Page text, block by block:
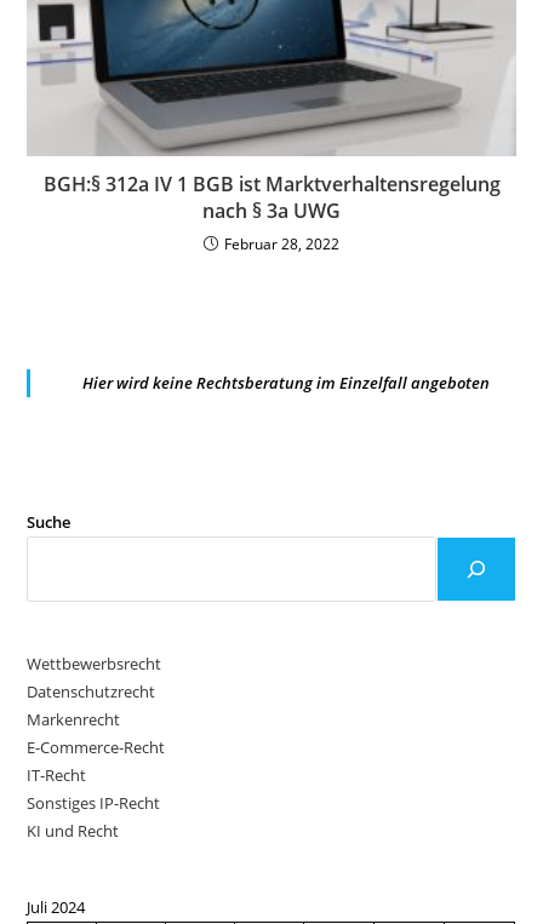
BGH:§ 312a IV 1 BGB ist Marktverhaltensregelung
nach § 3a UWG
Februar 28, 2022
Hier wird keine Rechtsberatung im Einzelfall angeboten
Suche
Wettbewerbsrecht
Datenschutzrecht
Markenrecht
E-Commerce-Recht
IT-Recht
Sonstiges IP-Recht
KI und Recht
Juli 2024